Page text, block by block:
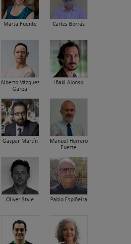
Marta Fuente Carles Borrás
Alberto Vázquez
Garea
Iñaki Alonso
Gaspar Martín
Manuel Herrero
Fuerte
Oliver Style Pablo Espiñeira